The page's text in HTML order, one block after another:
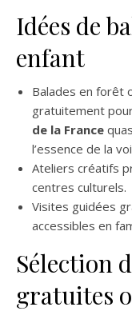
Idées de
enfant
Balades en forêt
gratuitement
de la France
l’essence de la
Ateliers créatifs
centres culturels.
Visites guidées
accessibles en
Sélection
gratuites